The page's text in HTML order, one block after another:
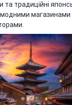
та традиційні
модними магазинами